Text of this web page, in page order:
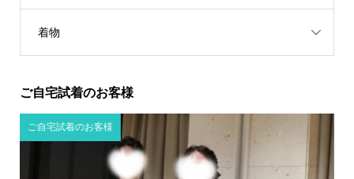
着物
ご自宅試着のお客様
ご自宅試着のお客様